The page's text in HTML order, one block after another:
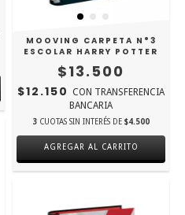
MOOVING CARPETA N°3
ESCOLAR HARRY POTTER
$13.500
$12.150 CON TRANSFERENCIA
BANCARIA
3 CUOTAS SIN INTERÉS DE $4.500
AGREGAR AL CARRITO